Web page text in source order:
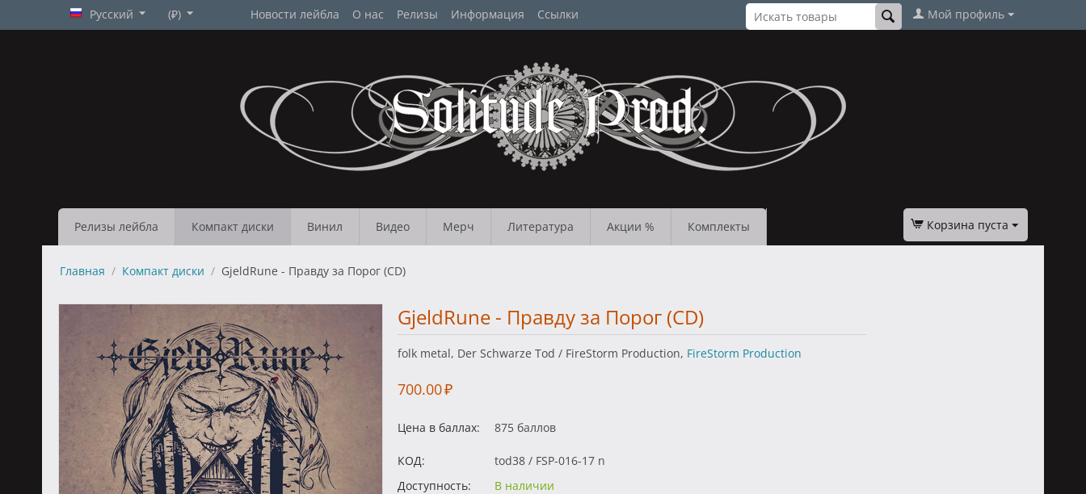
Русский (₽) Новости лейбла О нас Релизы Информация Ссылки Мой профиль
Релизы лейбла Компакт диски Винил Видео Мерч Литература Акции % Комплекты Корзина пуста
Главная / Компакт диски / GjeldRune - Правду за Порог (CD)
GjeldRune - Правду за Порог (CD)
folk metal, Der Schwarze Tod / FireStorm Production, FireStorm Production
700.00₽
Цена в баллах: 875 баллов
КОД:
tod38 / FSP-016-17 n
Доступность:
В наличии